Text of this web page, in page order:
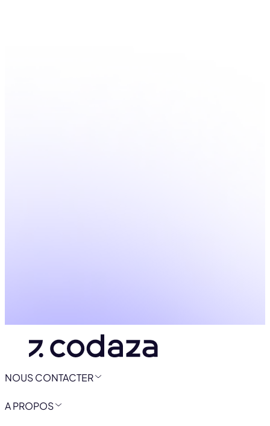
NOUS CONTACTER
A PROPOS